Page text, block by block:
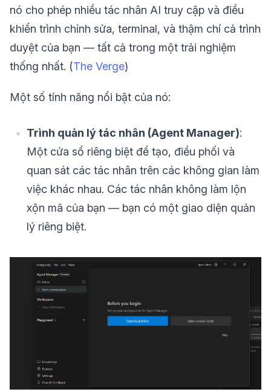
nó cho phép nhiều tác nhân AI truy cập và điều
khiển trình chỉnh sửa, terminal, và thậm chí cả trình
duyệt của bạn — tất cả trong một trải nghiệm
thống nhất. (The Verge)
Một số tính năng nổi bật của nó:
Trình quản lý tác nhân (Agent Manager):
Một cửa sổ riêng biệt để tạo, điều phối và
quan sát các tác nhân trên các không gian làm
việc khác nhau. Các tác nhân không làm lộn
xộn mã của bạn — bạn có một giao diện quản
lý riêng biệt.